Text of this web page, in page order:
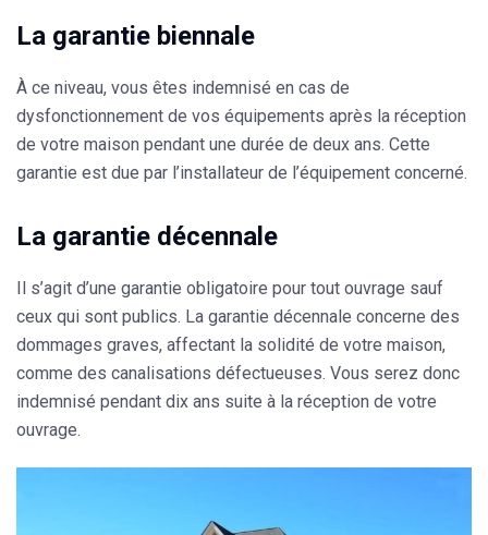
La garantie biennale
À ce niveau, vous êtes indemnisé en cas de
dysfonctionnement de vos équipements après la réception
de votre maison pendant une durée de deux ans. Cette
garantie est due par l’installateur de l’équipement concerné.
La garantie décennale
Il s’agit d’une garantie obligatoire pour tout ouvrage sauf
ceux qui sont publics. La garantie décennale concerne des
dommages graves, affectant la solidité de votre maison,
comme des canalisations défectueuses. Vous serez donc
indemnisé pendant dix ans suite à la réception de votre
ouvrage.